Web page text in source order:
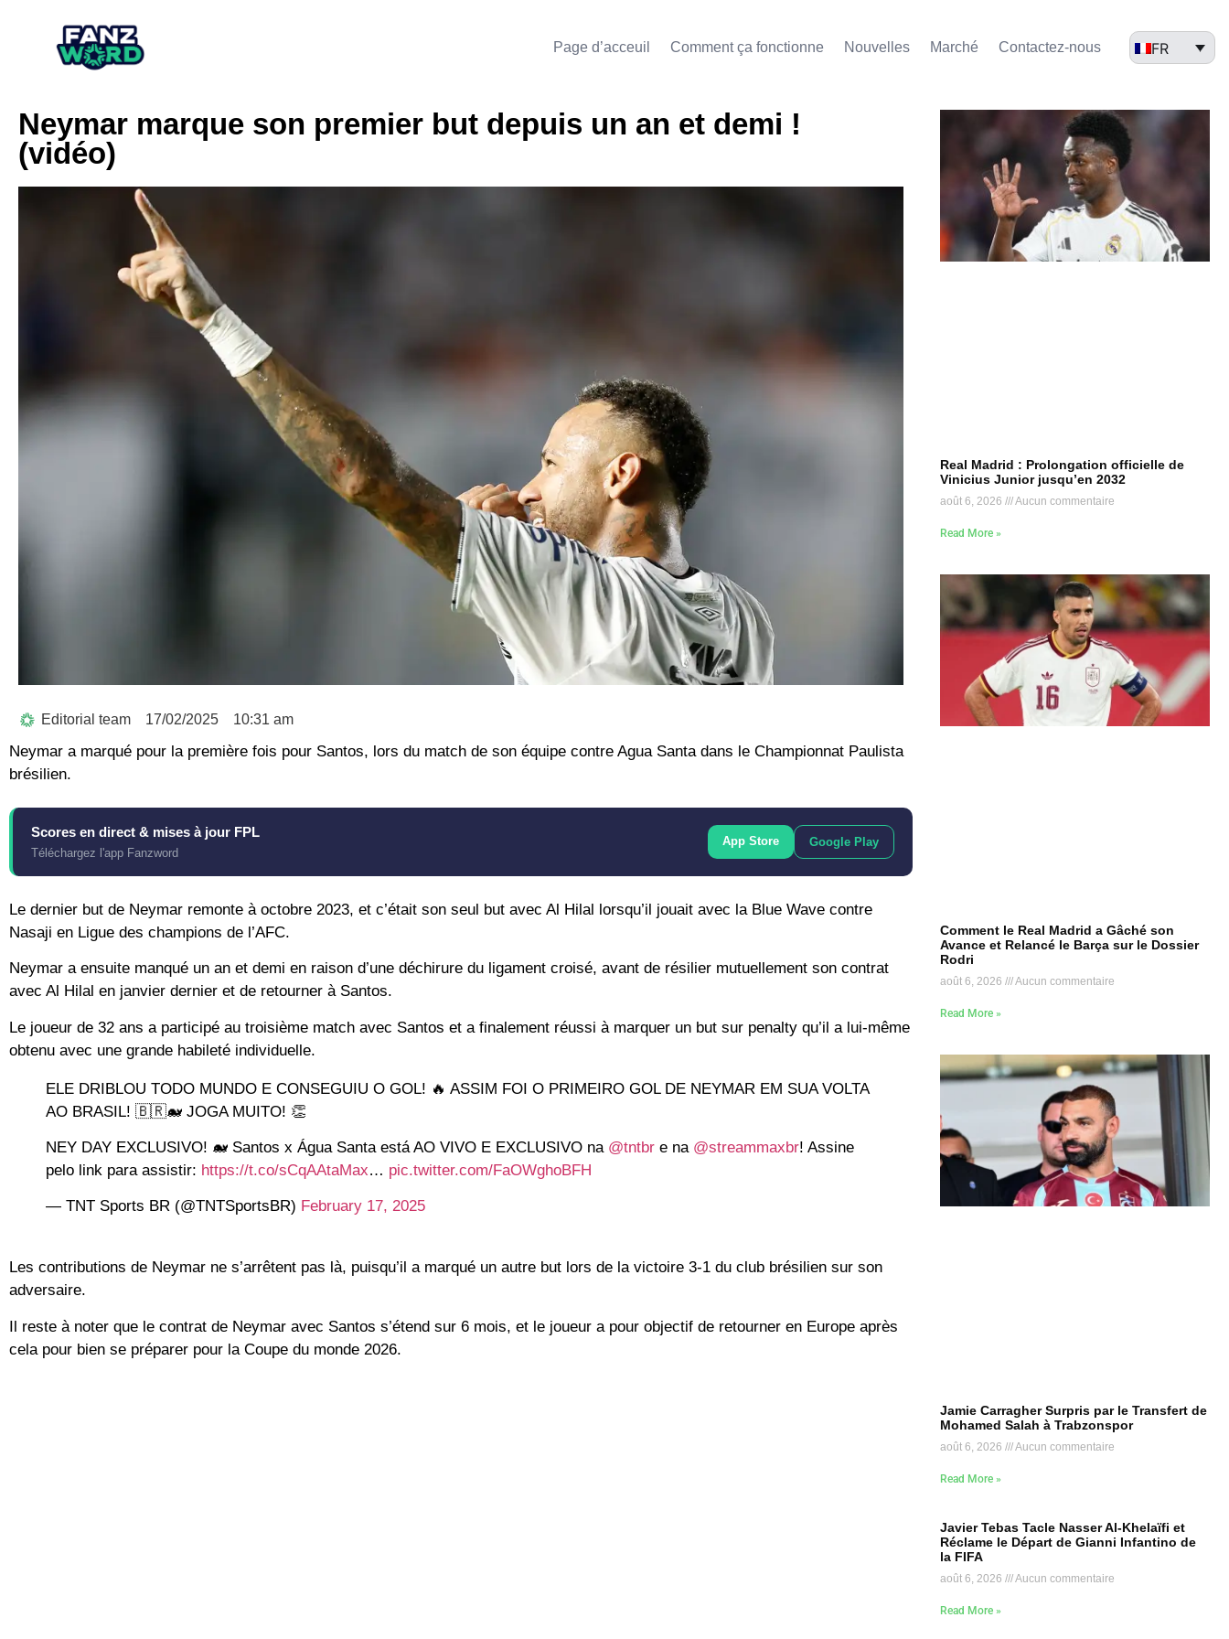
Page d’acceuil Comment ça fonctionne Nouvelles Marché​ Contactez-nous FR
Neymar marque son premier but depuis un an et demi !
(vidéo)
Editorial team 17/02/2025 10:31 am
Neymar a marqué pour la première fois pour Santos, lors du match de son équipe contre Agua Santa dans le Championnat Paulista
brésilien.
Scores en direct & mises à jour FPL
Téléchargez l'app Fanzword
App Store Google Play
Le dernier but de Neymar remonte à octobre 2023, et c’était son seul but avec Al Hilal lorsqu’il jouait avec la Blue Wave contre
Nasaji en Ligue des champions de l’AFC.
Neymar a ensuite manqué un an et demi en raison d’une déchirure du ligament croisé, avant de résilier mutuellement son contrat
avec Al Hilal en janvier dernier et de retourner à Santos.
Le joueur de 32 ans a participé au troisième match avec Santos et a finalement réussi à marquer un but sur penalty qu’il a lui-même
obtenu avec une grande habileté individuelle.
ELE DRIBLOU TODO MUNDO E CONSEGUIU O GOL! 🔥 ASSIM FOI O PRIMEIRO GOL DE NEYMAR EM SUA VOLTA
AO BRASIL! 🇧🇷🐋 JOGA MUITO! 👏
NEY DAY EXCLUSIVO! 🐋 Santos x Água Santa está AO VIVO E EXCLUSIVO na @tntbr e na @streammaxbr! Assine
pelo link para assistir: https://t.co/sCqAAtaMax… pic.twitter.com/FaOWghoBFH
— TNT Sports BR (@TNTSportsBR) February 17, 2025
Les contributions de Neymar ne s’arrêtent pas là, puisqu’il a marqué un autre but lors de la victoire 3-1 du club brésilien sur son
adversaire.
Il reste à noter que le contrat de Neymar avec Santos s’étend sur 6 mois, et le joueur a pour objectif de retourner en Europe après
cela pour bien se préparer pour la Coupe du monde 2026.
Real Madrid : Prolongation officielle de
Vinicius Junior jusqu’en 2032
août 6, 2026 Aucun commentaire
Read More »
Comment le Real Madrid a Gâché son
Avance et Relancé le Barça sur le Dossier
Rodri
août 6, 2026 Aucun commentaire
Read More »
Jamie Carragher Surpris par le Transfert de
Mohamed Salah à Trabzonspor
août 6, 2026 Aucun commentaire
Read More »
Javier Tebas Tacle Nasser Al-Khelaïfi et
Réclame le Départ de Gianni Infantino de
la FIFA
août 6, 2026 Aucun commentaire
Read More »